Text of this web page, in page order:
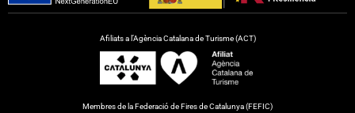
Afiliats a l’Agència Catalana de Turisme (ACT)
Membres de la Federació de Fires de Catalunya (FEFIC)